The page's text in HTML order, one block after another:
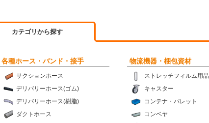
カテゴリから探す
各種ホース・バンド・接手
サクションホース
デリバリーホース(ゴム)
デリバリーホース(樹脂)
ダクトホース
物流機器・梱包資材
ストレッチフィルム用品
キャスター
コンテナ・パレット
コンベヤ